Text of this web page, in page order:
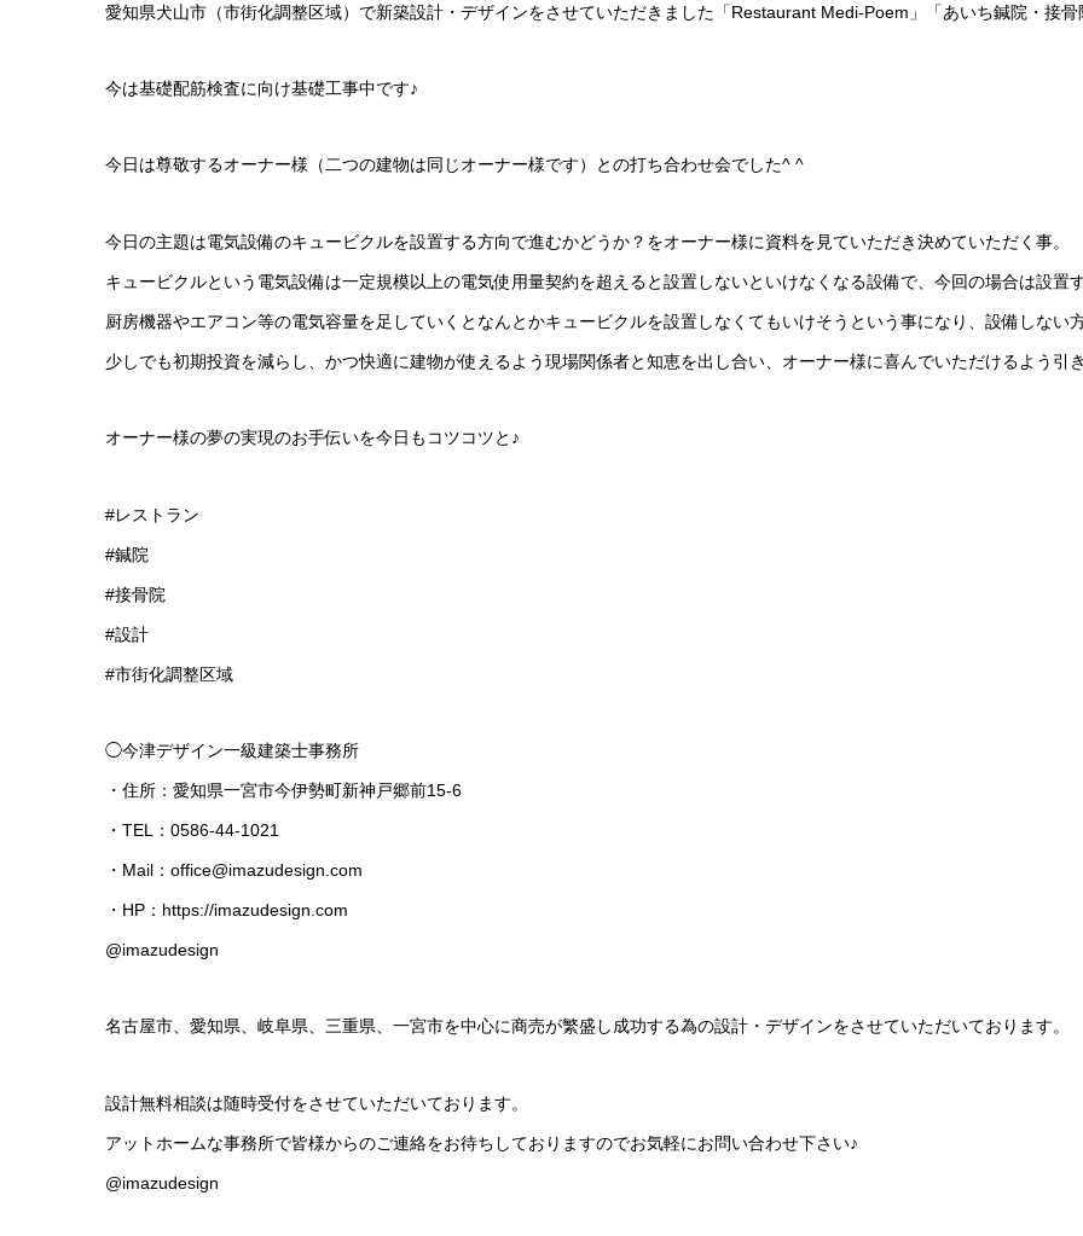
愛知県犬山市（市街化調整区域）で新築設計・デザインをさせていただきました「Restaurant Medi-Poem」「あいち鍼院・接骨
今は基礎配筋検査に向け基礎工事中です♪
今日は尊敬するオーナー様（二つの建物は同じオーナー様です）との打ち合わせ会でした^ ^
今日の主題は電気設備のキュービクルを設置する方向で進むかどうか？をオーナー様に資料を見ていただき決めていただく事。
キュービクルという電気設備は一定規模以上の電気使用量契約を超えると設置しないといけなくなる設備で、今回の場合は設置
厨房機器やエアコン等の電気容量を足していくとなんとかキュービクルを設置しなくてもいけそうという事になり、設備しない
少しでも初期投資を減らし、かつ快適に建物が使えるよう現場関係者と知恵を出し合い、オーナー様に喜んでいただけるよう引
オーナー様の夢の実現のお手伝いを今日もコツコツと♪
#レストラン
#鍼院
#接骨院
#設計
#市街化調整区域
◯今津デザイン一級建築士事務所
・住所：愛知県一宮市今伊勢町新神戸郷前15-6
・TEL：0586-44-1021
・Mail： office@imazudesign.com
・HP： https://imazudesign.com
@imazudesign
名古屋市、愛知県、岐阜県、三重県、一宮市を中心に商売が繁盛し成功する為の設計・デザインをさせていただいております。
設計無料相談は随時受付をさせていただいております。
アットホームな事務所で皆様からのご連絡をお待ちしておりますのでお気軽にお問い合わせ下さい♪
@imazudesign